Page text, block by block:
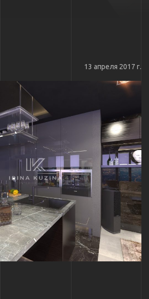
13 апреля 2017 г.